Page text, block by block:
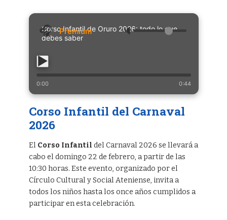
Corso Infantil de Oruro 2026: todo lo que
debes saber
🔈
0:00 0:44
Corso Infantil del Carnaval
2026
El Corso Infantil del Carnaval 2026 se llevará a
cabo el domingo 22 de febrero, a partir de las
10:30 horas. Este evento, organizado por el
Círculo Cultural y Social Ateniense, invita a
todos los niños hasta los once años cumplidos a
participar en esta celebración.